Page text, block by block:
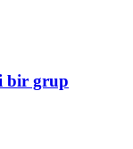
bir grup